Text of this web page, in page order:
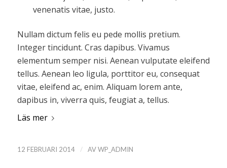
venenatis vitae, justo.
Nullam dictum felis eu pede mollis pretium.
Integer tincidunt. Cras dapibus. Vivamus
elementum semper nisi. Aenean vulputate eleifend
tellus. Aenean leo ligula, porttitor eu, consequat
vitae, eleifend ac, enim. Aliquam lorem ante,
dapibus in, viverra quis, feugiat a, tellus.
Läs mer
12 FEBRUARI 2014 / AVWP_ADMIN